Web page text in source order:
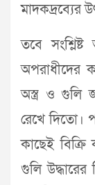
মাদকদ্রব্যের
তবে
অপরাধীদের
অস্ত্র ও গুলি
রেখে দিতো।
কাছেই
গুলি উদ্ধারের